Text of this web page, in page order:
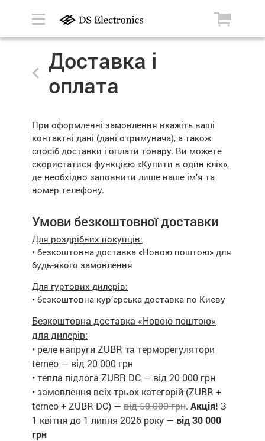
Доставка і
оплата
При оформленні замовлення вкажіть ваші
контактні дані (дані отримувача), а також
спосіб доставки і оплати товару. Ви можете
скористатися функцією «Купити в один клік»,
де необхідно заповнити лише ваше ім’я та
номер телефону.
Умови безкоштовної доставки
Для роздрібних покупців:
• безкоштовна доставка «Новою поштою» для
будь-якого замовлення
Для гуртових дилерів:
• безкоштовна кур’єрська доставка по Києву
Безкоштовна доставка «Новою поштою»
для дилерів:
• реле напруги ZUBR та терморегулятори
terneo — від 20 000 грн
• тепла підлога ZUBR DC — від 20 000 грн
• замовлення всіх трьох категорій (ZUBR +
terneo + ZUBR DC) — від 50 000 грн. Акція! З
1 квітня до 1 липня 2026 року — від 30 000
грн